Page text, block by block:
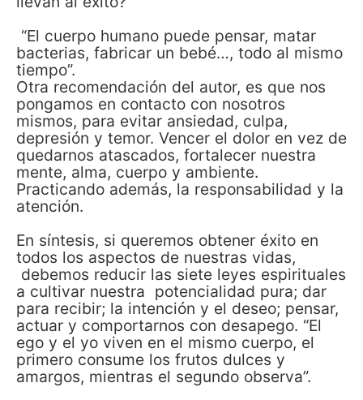
“El cuerpo humano puede pensar, matar
bacterias, fabricar un bebé…, todo al mismo
tiempo”.
Otra recomendación del autor, es que nos
pongamos en contacto con nosotros
mismos, para evitar ansiedad, culpa,
depresión y temor. Vencer el dolor en vez de
quedarnos atascados, fortalecer nuestra
mente, alma, cuerpo y ambiente.
Practicando además, la responsabilidad y la
atención.
En síntesis, si queremos obtener éxito en
todos los aspectos de nuestras vidas,
debemos reducir las siete leyes espirituales
a cultivar nuestra potencialidad pura; dar
para recibir; la intención y el deseo; pensar,
actuar y comportarnos con desapego. “El
ego y el yo viven en el mismo cuerpo, el
primero consume los frutos dulces y
amargos, mientras el segundo observa”.